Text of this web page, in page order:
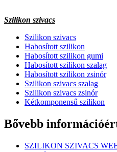
Szilikon szivacs
Szilikon szivacs
Habosított szilikon
Habosított szilikon gumi
Habosított szilikon szalag
Habosított szilikon zsinór
Szilikon szivacs szalag
Szilikon szivacs zsinór
Kétkomponensű szilikon
Bővebb
SZILIKON SZIVACS